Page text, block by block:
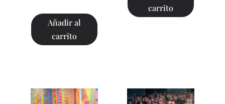
Añadir al
carrito
carrito